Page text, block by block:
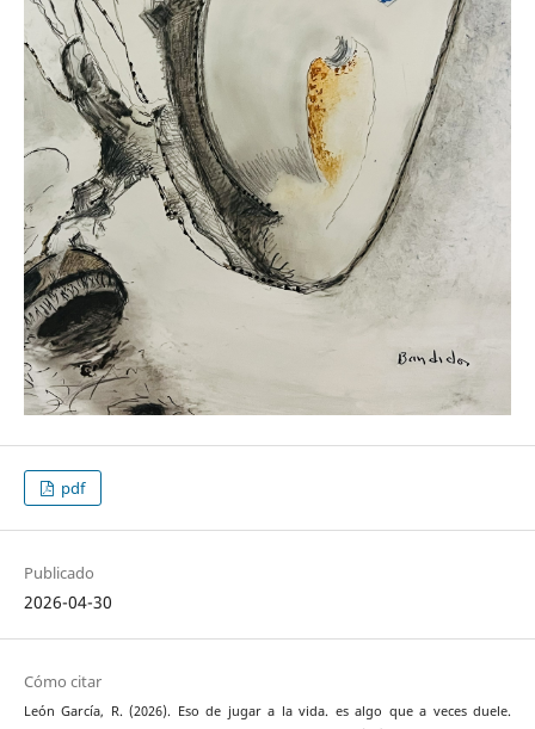
pdf
Publicado
2026-04-30
Cómo citar
León García, R. (2026). Eso de jugar a la vida. es algo que a veces duele.